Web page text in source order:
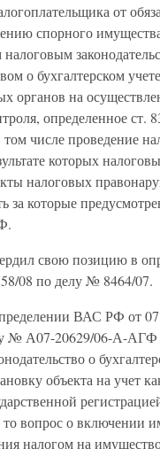
от
спорного
о бухгалтерском
органов на
определенное
том числе проведение
которых
налоговых
за которые
свою позицию в
08 по делу № 8464/07.
ВАС РФ от
№ А07-20629/06-А-АГФ
о
объекта на учет
то вопрос о включении
налогом на